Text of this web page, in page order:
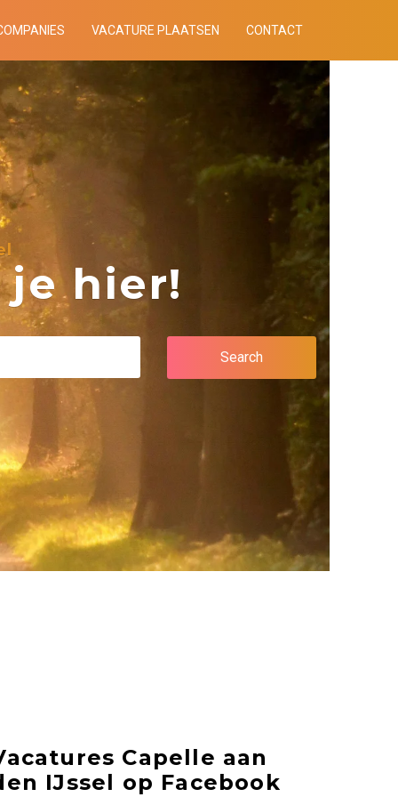
VACATURE PLAATSEN CONTACT
hier!
Capelle aan
IJssel op Facebook